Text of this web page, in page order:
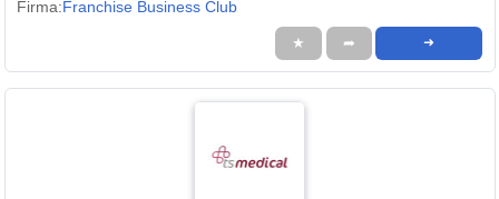
Firma:Franchise Business Club
★ ➦ ➜